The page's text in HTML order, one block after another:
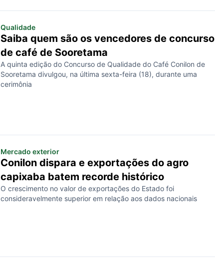
Qualidade
Saiba quem são os vencedores de concurso
de café de Sooretama
A quinta edição do Concurso de Qualidade do Café Conilon de
Sooretama divulgou, na última sexta-feira (18), durante uma
cerimônia
Mercado exterior
Conilon dispara e exportações do agro
capixaba batem recorde histórico
O crescimento no valor de exportações do Estado foi
consideravelmente superior em relação aos dados nacionais